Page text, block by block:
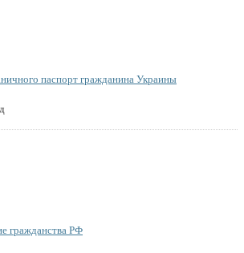
паспорт гражданина Украины
гражданства РФ